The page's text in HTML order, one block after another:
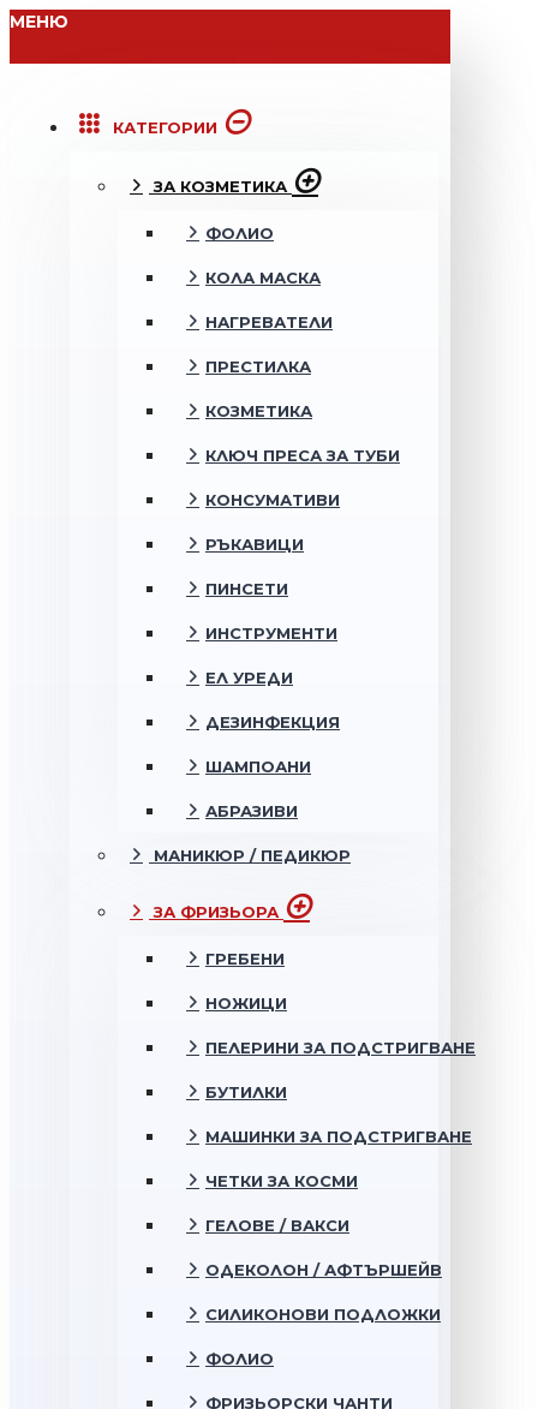
МЕНЮ
КАТЕГОРИИ
ЗА КОЗМЕТИКА
ФОЛИО
КОЛА МАСКА
НАГРЕВАТЕЛИ
ПРЕСТИЛКА
КОЗМЕТИКА
КЛЮЧ ПРЕСА ЗА ТУБИ
КОНСУМАТИВИ
РЪКАВИЦИ
ПИНСЕТИ
ИНСТРУМЕНТИ
ЕЛ УРЕДИ
ДЕЗИНФЕКЦИЯ
ШАМПОАНИ
АБРАЗИВИ
МАНИКЮР / ПЕДИКЮР
ЗА ФРИЗЬОРА
ГРЕБЕНИ
НОЖИЦИ
ПЕЛЕРИНИ ЗА ПОДСТРИГВАНЕ
БУТИЛКИ
МАШИНКИ ЗА ПОДСТРИГВАНЕ
ЧЕТКИ ЗА КОСМИ
ГЕЛОВЕ / ВАКСИ
ОДЕКОЛОН / АФТЪРШЕЙВ
СИЛИКОНОВИ ПОДЛОЖКИ
ФОЛИО
ФРИЗЬОРСКИ ЧАНТИ